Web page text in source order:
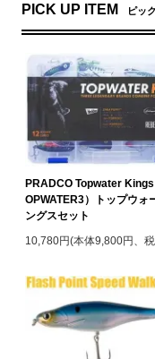
PICK UP ITEM ピッ
PRADCO Topwater
OPWATER3）トップウォ
ングスセット
10,780円(本体9,800円、